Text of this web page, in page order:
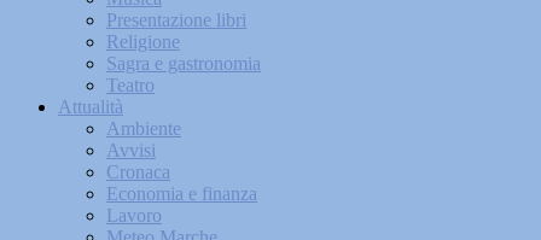
Presentazione libri
Religione
Sagra e gastronomia
Teatro
Attualità
Ambiente
Avvisi
Cronaca
Economia e finanza
Lavoro